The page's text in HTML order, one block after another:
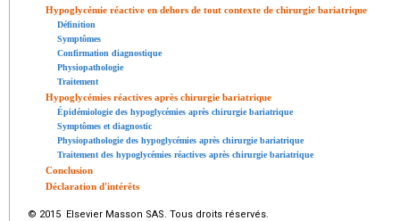
Hypoglycémie réactive en dehors de tout contexte de chirurgie bariatrique
Définition
Symptômes
Confirmation diagnostique
Physiopathologie
Traitement
Hypoglycémies réactives après chirurgie bariatrique
Épidémiologie des hypoglycémies après chirurgie bariatrique
Symptômes et diagnostic
Physiopathologie des hypoglycémies après chirurgie bariatrique
Traitement des hypoglycémies réactives après chirurgie bariatrique
Conclusion
Déclaration d'intérêts
© 2015 Elsevier Masson SAS. Tous droits réservés.